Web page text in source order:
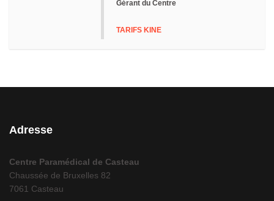
Gérant du Centre
TARIFS KINE
Adresse
Centre Paramédical de Casteau
Chaussée de Bruxelles 82
7061 Casteau